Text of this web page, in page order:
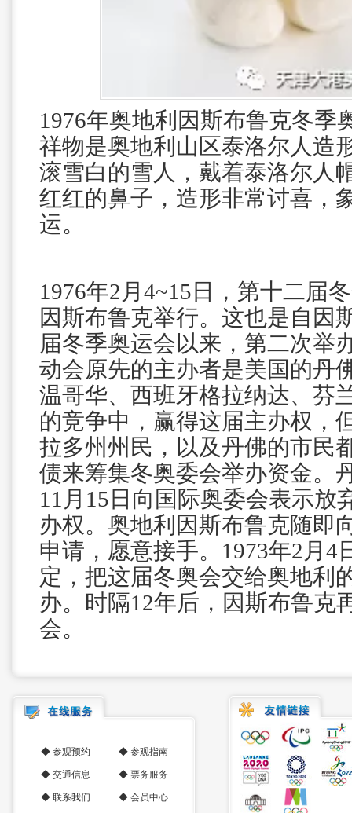
1976年奥地利 因斯布鲁克冬季
祥物是奥地利山区泰洛尔人造
滚雪白的雪人，戴着泰洛尔人
红红的鼻子，造形非常讨喜，
运。
1976年2月4~15日，第十二届
因斯布鲁克举行。这也是自因
届冬季奥运会以来，第二次举
动会原先的主办者是美国的丹
温哥华、西班牙格拉纳达、芬
的竞争中，赢得这届主办权，
拉多州州民，以及丹佛的市民
债来筹集冬奥委会举办资金。
11月15日向国际奥委会表示放
办权。奥地利因斯布鲁克随即
申请，愿意接手。1973年2月4
定，把这届冬奥会交给奥地利
办。时隔12年后，因斯布鲁克
会。
◆ 参观预约 ◆ 参观指南
◆ 交通信息 ◆ 票务服务
◆ 联系我们 ◆ 会员中心